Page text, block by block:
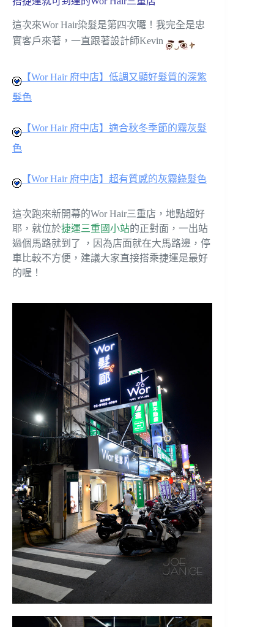
這次來Wor Hair染髮是第四次囉！我完全是忠
實客戶來著，一直跟著設計師Kevin
【Wor Hair 府中店】低調又顯好髮質的深紫
髮色
【Wor Hair 府中店】適合秋冬季節的霧灰髮
色
【Wor Hair 府中店】超有質感的灰霧綠髮色
這次跑來新開幕的Wor Hair三重店，地點超好
耶，就位於捷運三重國小站的正對面，一出站
過個馬路就到了 ，因為店面就在大馬路邊，停
車比較不方便，建議大家直接搭乘捷運是最好
的喔！